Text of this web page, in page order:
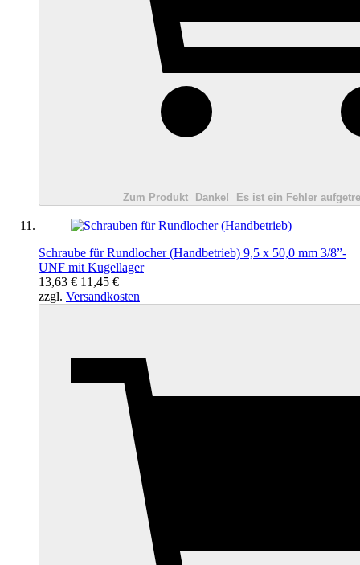
Zum Produkt Danke! Es ist ein Fehler
Schraube für Rundlocher (Handbetrieb) 9,5 x 50,0 mm 3/8”-
UNF mit Kugellager
13,63 € 11,45 €
zzgl. Versandkosten